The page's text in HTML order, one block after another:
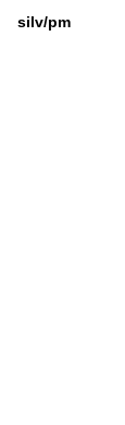
silv/pm